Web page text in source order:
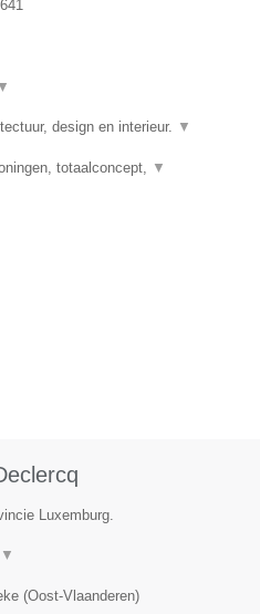
▼
design en interieur. ▼
totaalconcept, ▼
Luxemburg.
▼
(Oost-Vlaanderen)